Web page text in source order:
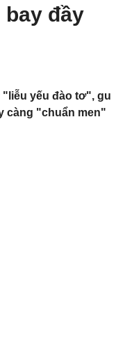
đầy
yếu đào tơ", gu
càng "chuẩn men"